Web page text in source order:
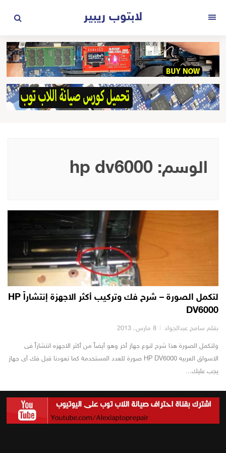
المحتوى
لابتوب ريبير
الوسم: hp dv6000
لتكمل الصورة – شرح فك وتركيب أكثر الاجهزة إنتشاراً HP
DV6000
بقلم سامح عبدالجواد 8 مارس، 2013
ولتكمل الصورة هذا شرح لنوع جهاز أخر وهو أيضاً من أكثر الاجهزه انتشاراً فى
الاسواق العربيه HP DV6000 صورة للعدد المستخدمة كما تعودنا قبل فك أى جهاز
يجب عليك...